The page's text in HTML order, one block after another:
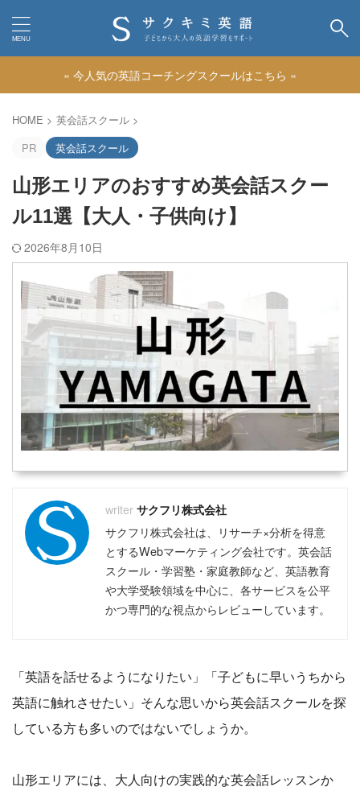
» 今人気の英語コーチングスクールはこちら «
HOME > 英会話スクール >
PR
英会話スクール
山形エリアのおすすめ英会話スクー
ル11選【大人・子供向け】
2026年8月10日
サクフリ株式会社
サクフリ株式会社は、リサーチ×分析を得意
とするWebマーケティング会社です。英会話
スクール・学習塾・家庭教師など、英語教育
や大学受験領域を中心に、各サービスを公平
かつ専門的な視点からレビューしています。
「英語を話せるようになりたい」「子どもに早いうちから
英語に触れさせたい」そんな思いから英会話スクールを探
している方も多いのではないでしょうか。
山形エリアには、大人向けの実践的な英会話レッスンか